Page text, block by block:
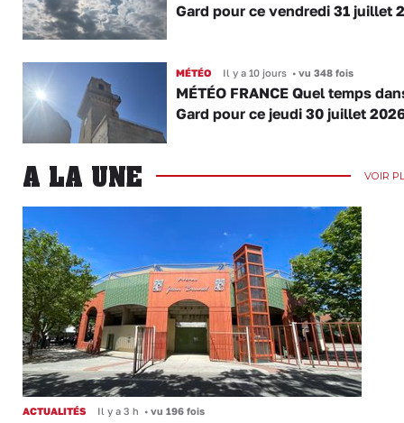
Gard pour ce vendredi 31 juillet
MÉTÉO Il y a 10 jours •vu 348 fois
MÉTÉO FRANCE Quel temps
Gard pour ce jeudi 30 juillet
A LA UNE VOIR
ACTUALITÉS Il y a 3 h • vu 196 fois